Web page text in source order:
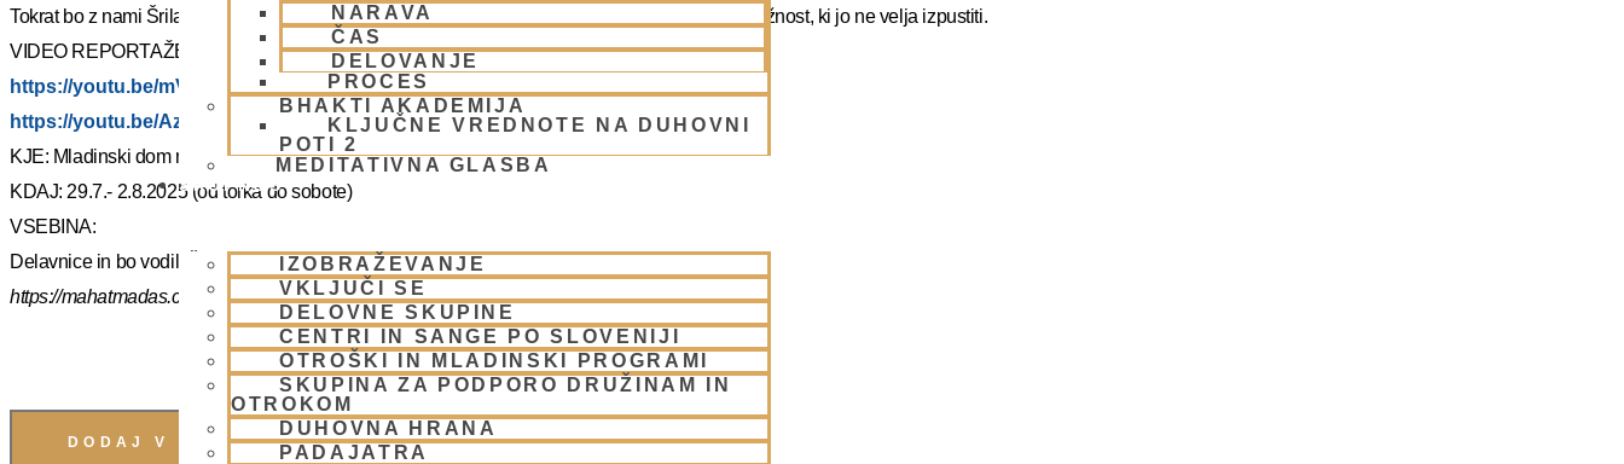
NARAVA
ČAS
DELOVANJE
PROCES
BHAKTI AKADEMIJA
KLJUČNE VREDNOTE NA DUHOVNI
POTI 2
MEDITATIVNA GLASBA
SKUPNOST
IZOBRAŽEVANJE
VKLJUČI SE
DELOVNE SKUPINE
CENTRI IN SANGE PO SLOVENIJI
OTROŠKI IN MLADINSKI PROGRAMI
SKUPINA ZA PODPORO DRUŽINAM IN
OTROKOM
DUHOVNA HRANA
PADAJATRA
Tokrat bo z nami Šrila Prabhupadov učenec, duhovni učitelj NM Mahatma prabhu. Redka priložnost, ki jo ne velja izpustiti.
VIDEO REPORTAŽE IZ PREJŠNIH UMIKOV – KLIKNI 🙂
https://youtu.be/mVmx_h4mTCc?si=iYB7KXEdqz7Nz2is
https://youtu.be/AziuZJyrho4?si=Zr5a_H8Hj-X888vW
KJE: Mladinski dom na Smolniku (mariborsko Pohorje)
KDAJ: 29.7.- 2.8.2025 (od torka do sobote)
VSEBINA:
Delavnice in bo vodil, Šrila Prabhupadov učenec NM Mahatma prabhu
https://mahatmadas.com
DODAJ V KOLEDAR